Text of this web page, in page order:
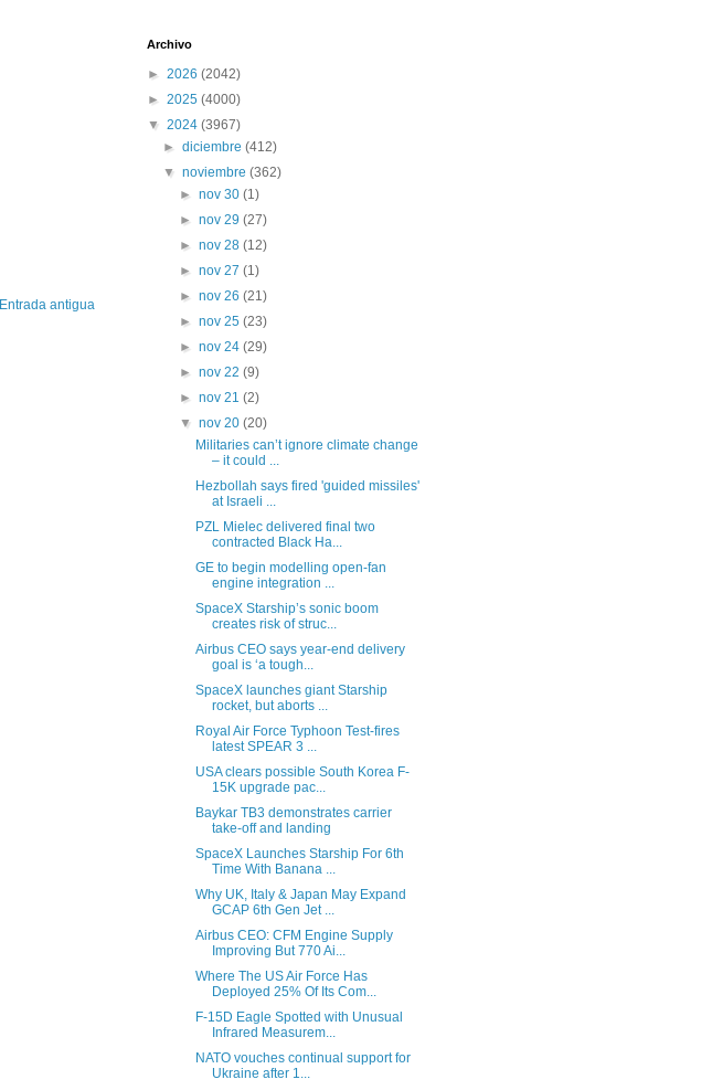
Entrada antigua
Archivo
► 2026 (2042)
► 2025 (4000)
▼ 2024 (3967)
►diciembre(412)
▼noviembre(362)
► nov 30 (1)
► nov 29 (27)
► nov 28 (12)
► nov 27 (1)
► nov 26 (21)
► nov 25 (23)
► nov 24 (29)
► nov 22 (9)
► nov 21 (2)
▼ nov 20 (20)
Militaries can’t ignore climate change
– it could ...
Hezbollah says fired 'guided missiles'
at Israeli ...
PZL Mielec delivered final two
contracted Black Ha...
GE to begin modelling open-fan
engine integration ...
SpaceX Starship’s sonic boom
creates risk of struc...
Airbus CEO says year-end delivery
goal is ‘a tough...
SpaceX launches giant Starship
rocket, but aborts ...
Royal Air Force Typhoon Test-fires
latest SPEAR 3 ...
​USA clears possible South Korea F-
15K upgrade pac...
Baykar TB3 demonstrates carrier
take-off and landing
SpaceX Launches Starship For 6th
Time With Banana ...
Why UK, Italy & Japan May Expand
GCAP 6th Gen Jet ...
Airbus CEO: CFM Engine Supply
Improving But 770 Ai...
Where The US Air Force Has
Deployed 25% Of Its Com...
F-15D Eagle Spotted with Unusual
Infrared Measurem...
NATO vouches continual support for
Ukraine after 1...